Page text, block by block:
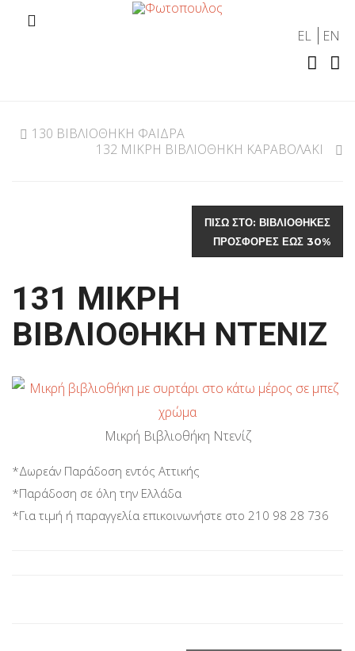
EL EN
130 ΒΙΒΛΙΟΘΗΚΗ ΦΑΙΔΡΑ
132 ΜΙΚΡΗ ΒΙΒΛΙΟΘΗΚΗ ΚΑΡΑΒΟΛΑΚΙ
ΠΊΣΩ ΣΤΟ: ΒΙΒΛΙΟΘΗΚΕΣ
ΠΡΟΣΦΟΡΕΣ ΕΩΣ 30%
131 ΜΙΚΡΗ
ΒΙΒΛΙΟΘΗΚΗ ΝΤΕΝΙΖ
Μικρή Βιβλιοθήκη Ντενίζ
*Δωρεάν Παράδοση εντός Αττικής
*Παράδοση σε όλη την Ελλάδα
*Για τιμή ή παραγγελία επικοινωνήστε στο 210 98 28 736